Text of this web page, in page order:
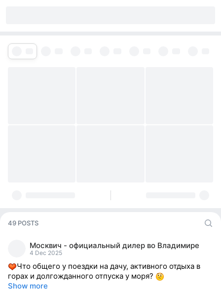
49 POSTS
Москвич - официальный дилер во Владимире
4 Dec 2025
Что общего у поездки на дачу, активного отдыха в
горах и долгожданного отпуска у моря?
Show more